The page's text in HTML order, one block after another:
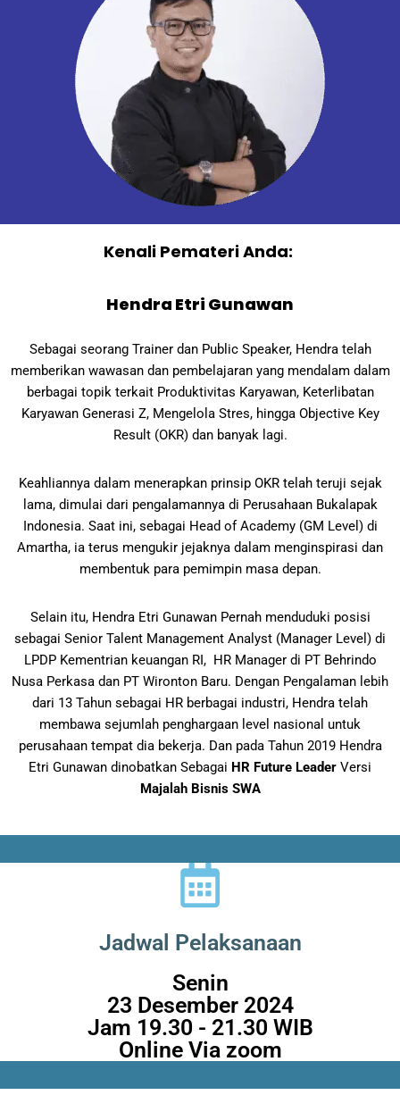
Kenali Pemateri Anda:
Hendra Etri Gunawan
Sebagai seorang Trainer dan Public Speaker, Hendra telah
memberikan wawasan dan pembelajaran yang mendalam dalam
berbagai topik terkait Produktivitas Karyawan, Keterlibatan
Karyawan Generasi Z, Mengelola Stres, hingga Objective Key
Result (OKR) dan banyak lagi.
Keahliannya dalam menerapkan prinsip OKR telah teruji sejak
lama, dimulai dari pengalamannya di Perusahaan Bukalapak
Indonesia. Saat ini, sebagai Head of Academy (GM Level) di
Amartha, ia terus mengukir jejaknya dalam menginspirasi dan
membentuk para pemimpin masa depan.
Selain itu, Hendra Etri Gunawan Pernah menduduki posisi
sebagai Senior Talent Management Analyst (Manager Level) di
LPDP Kementrian keuangan RI, HR Manager di PT Behrindo
Nusa Perkasa dan PT Wironton Baru. Dengan Pengalaman lebih
dari 13 Tahun sebagai HR berbagai industri, Hendra telah
membawa sejumlah penghargaan level nasional untuk
perusahaan tempat dia bekerja. Dan pada Tahun 2019 Hendra
Etri Gunawan dinobatkan Sebagai HR Future Leader Versi
Majalah Bisnis SWA
Jadwal Pelaksanaan
Senin
23 Desember 2024
Jam 19.30 - 21.30 WIB
Online Via zoom